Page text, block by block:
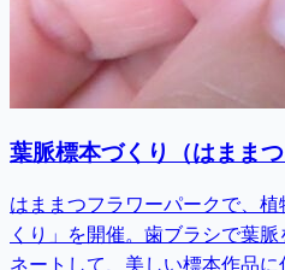
葉脈標本づくり（はままつ
はままつフラワーパークで、
くり」を開催。歯ブラシで葉
ネートして、美しい標本作品に